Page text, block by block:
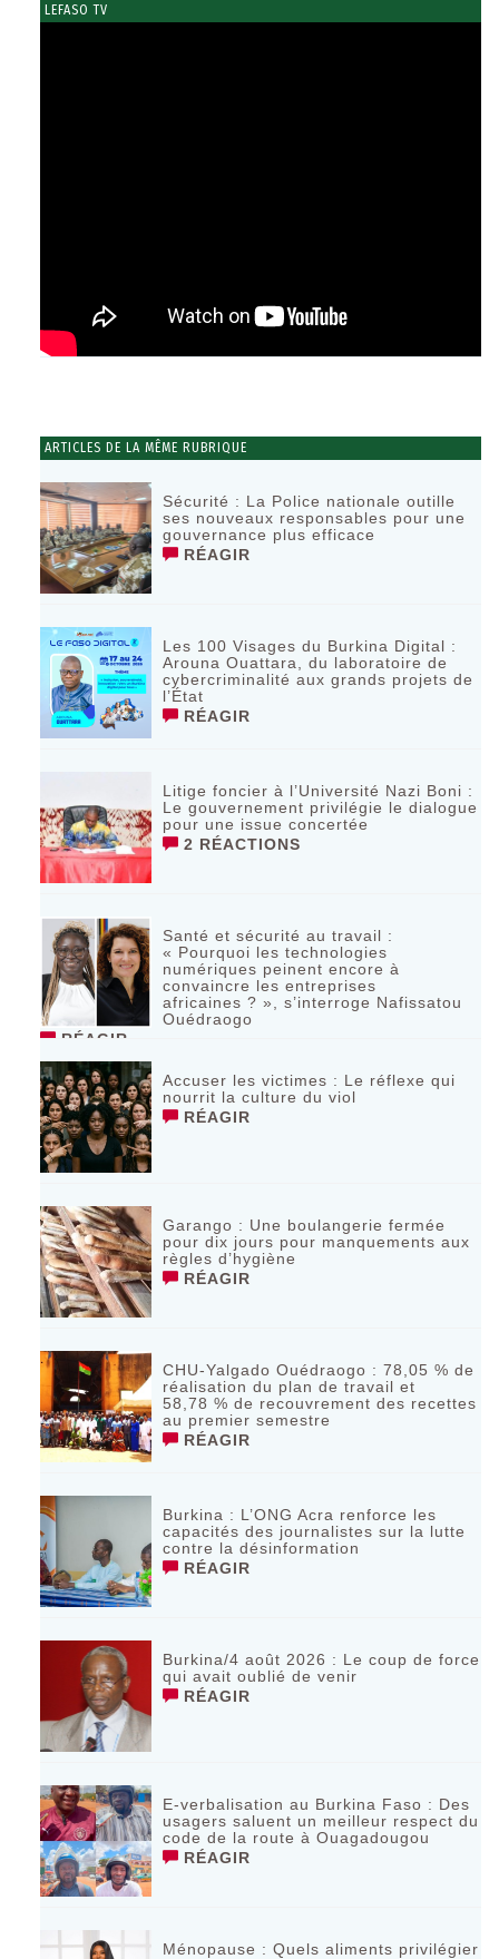
LEFASO TV
ARTICLES DE LA MÊME RUBRIQUE
Sécurité : La Police nationale outille
ses nouveaux responsables pour une
gouvernance plus efficace
RÉAGIR
Les 100 Visages du Burkina Digital :
Arouna Ouattara, du laboratoire de
cybercriminalité aux grands projets de
l’État
RÉAGIR
Litige foncier à l’Université Nazi Boni :
Le gouvernement privilégie le dialogue
pour une issue concertée
2 RÉACTIONS
Santé et sécurité au travail :
« Pourquoi les technologies
numériques peinent encore à
convaincre les entreprises
africaines ? », s’interroge Nafissatou
Ouédraogo
RÉAGIR
Accuser les victimes : Le réflexe qui
nourrit la culture du viol
RÉAGIR
Garango : Une boulangerie fermée
pour dix jours pour manquements aux
règles d’hygiène
RÉAGIR
CHU-Yalgado Ouédraogo : 78,05 % de
réalisation du plan de travail et
58,78 % de recouvrement des recettes
au premier semestre
RÉAGIR
Burkina : L’ONG Acra renforce les
capacités des journalistes sur la lutte
contre la désinformation
RÉAGIR
Burkina/4 août 2026 : Le coup de force
qui avait oublié de venir
RÉAGIR
E-verbalisation au Burkina Faso : Des
usagers saluent un meilleur respect du
code de la route à Ouagadougou
RÉAGIR
Ménopause : Quels aliments privilégier